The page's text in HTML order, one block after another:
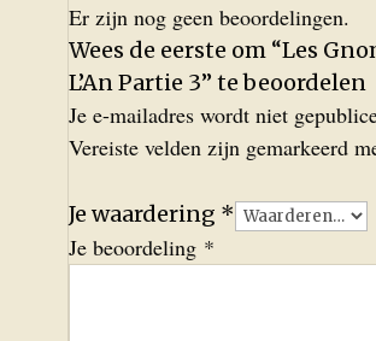
Er zijn nog geen beoordelingen.
Wees de eerste om “Les
L’An Partie 3” te beoordelen
Je e-mailadres wordt niet
Vereiste velden zijn gemarkeerd
Je waardering *
Je beoordeling *